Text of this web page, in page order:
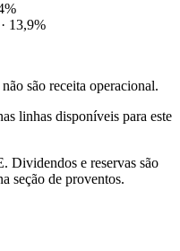
%
· 13,9%
são receita operacional.
linhas disponíveis para este
Dividendos e reservas são
seção de proventos.